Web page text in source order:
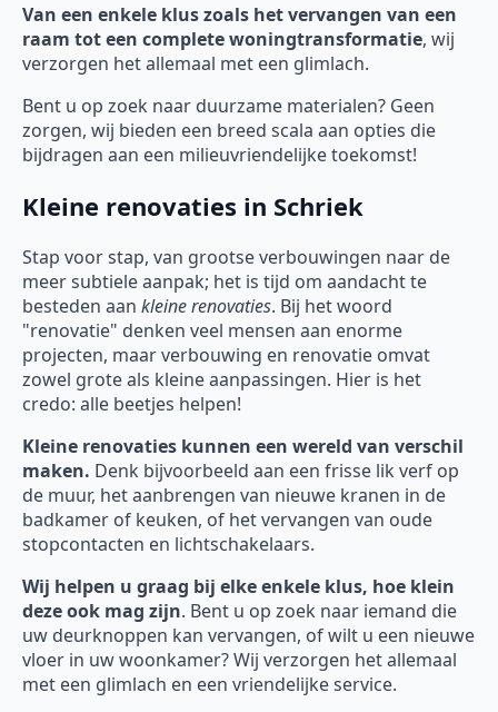
Van een enkele klus zoals het vervangen van een
raam tot een complete woningtransformatie, wij
verzorgen het allemaal met een glimlach.
Bent u op zoek naar duurzame materialen? Geen
zorgen, wij bieden een breed scala aan opties die
bijdragen aan een milieuvriendelijke toekomst!
Kleine renovaties in Schriek
Stap voor stap, van grootse verbouwingen naar de
meer subtiele aanpak; het is tijd om aandacht te
besteden aan kleine renovaties. Bij het woord
"renovatie" denken veel mensen aan enorme
projecten, maar verbouwing en renovatie omvat
zowel grote als kleine aanpassingen. Hier is het
credo: alle beetjes helpen!
Kleine renovaties kunnen een wereld van verschil
maken. Denk bijvoorbeeld aan een frisse lik verf op
de muur, het aanbrengen van nieuwe kranen in de
badkamer of keuken, of het vervangen van oude
stopcontacten en lichtschakelaars.
Wij helpen u graag bij elke enkele klus, hoe klein
deze ook mag zijn. Bent u op zoek naar iemand die
uw deurknoppen kan vervangen, of wilt u een nieuwe
vloer in uw woonkamer? Wij verzorgen het allemaal
met een glimlach en een vriendelijke service.